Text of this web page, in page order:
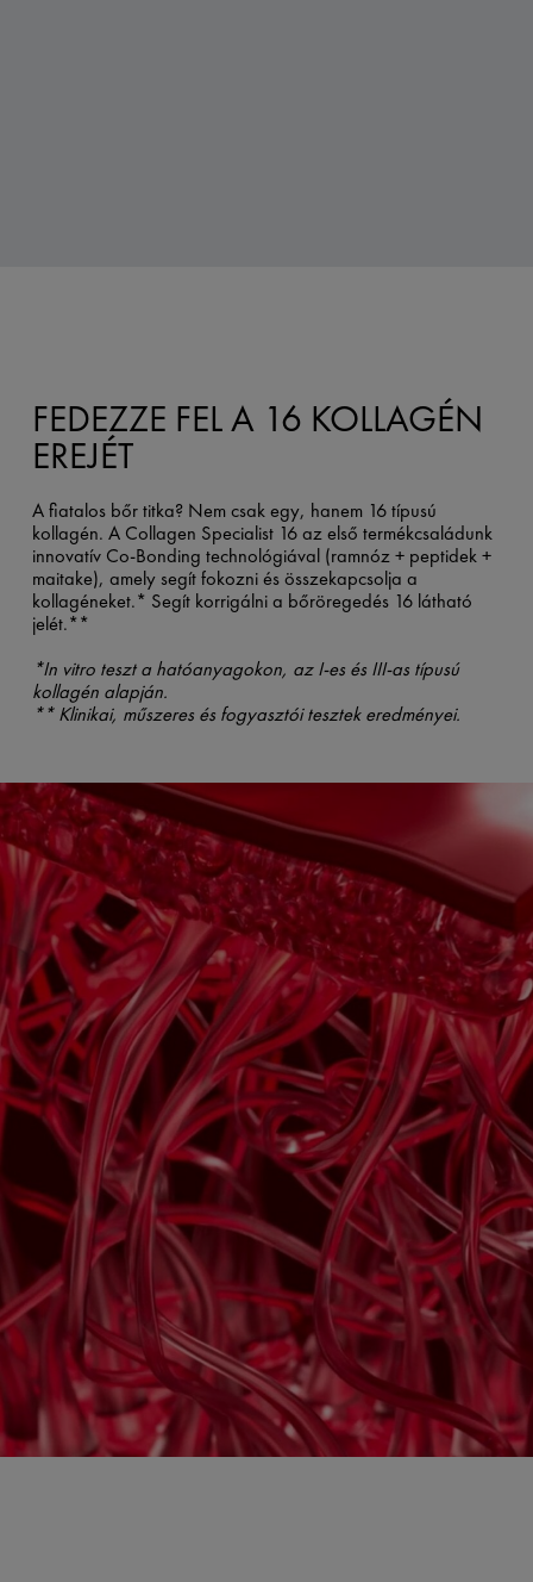
FEDEZZE FEL A 16 KOLLAGÉN
EREJÉT
A fiatalos bőr titka? Nem csak egy, hanem 16 típusú
kollagén. A Collagen Specialist 16 az első termékcsaládunk
innovatív Co-Bonding technológiával (ramnóz + peptidek +
maitake), amely segít fokozni és összekapcsolja a
kollagéneket.* Segít korrigálni a bőröregedés 16 látható
jelét.**
*In vitro teszt a hatóanyagokon, az I-es és III-as típusú
kollagén alapján.
** Klinikai, műszeres és fogyasztói tesztek eredményei.